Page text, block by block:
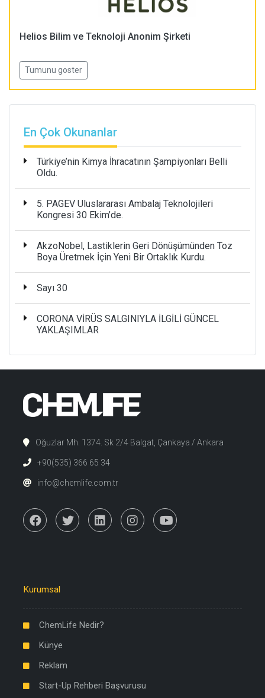
Helios Bilim ve Teknoloji Anonim Şirketi
Tumunu goster
En Çok Okunanlar
Türkiye’nin Kimya İhracatının Şampiyonları Belli
Oldu.
5. PAGEV Uluslararası Ambalaj Teknolojileri
Kongresi 30 Ekim’de.
AkzoNobel, Lastiklerin Geri Dönüşümünden Toz
Boya Üretmek İçin Yeni Bir Ortaklık Kurdu.
Sayı 30
CORONA VİRÜS SALGINIYLA İLGİLİ GÜNCEL
YAKLAŞIMLAR
Oğuzlar Mh. 1374. Sk 2/4 Balgat, Çankaya / Ankara
+90(535) 366 65 34
info@chemlife.com.tr
Kurumsal
ChemLife Nedir?
Künye
Reklam
Start-Up Rehberi Başvurusu